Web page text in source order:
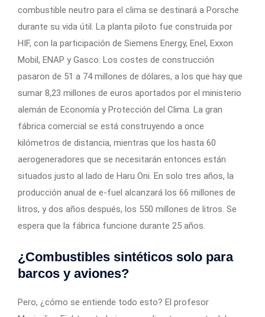
combustible neutro para el clima se destinará a Porsche
durante su vida útil. La planta piloto fue construida por
HIF, con la participación de Siemens Energy, Enel, Exxon
Mobil, ENAP y Gasco. Los costes de construcción
pasaron de 51 a 74 millones de dólares, a los que hay que
sumar 8,23 millones de euros aportados por el ministerio
alemán de Economía y Protección del Clima. La gran
fábrica comercial se está construyendo a once
kilómetros de distancia, mientras que los hasta 60
aerogeneradores que se necesitarán entonces están
situados justo al lado de Haru Oni. En solo tres años, la
producción anual de e-fuel alcanzará los 66 millones de
litros, y dos años después, los 550 millones de litros. Se
espera que la fábrica funcione durante 25 años.
¿Combustibles sintéticos solo para
barcos y aviones?
Pero, ¿cómo se entiende todo esto? El profesor